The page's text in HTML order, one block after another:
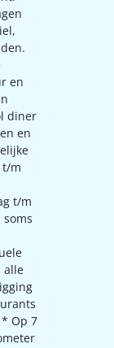
en
diner
en
t/m
t/m
alle
Op 7